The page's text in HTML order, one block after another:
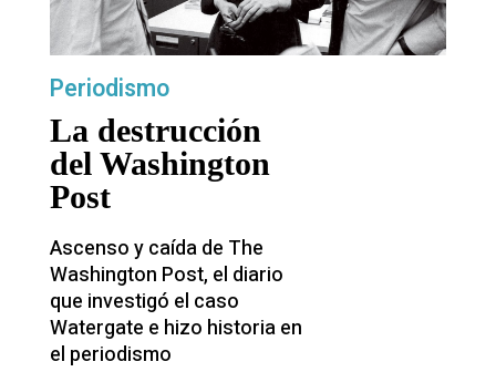
La destrucción
del Washington
Post
Periodismo
Ascenso y caída de The
Washington Post, el diario
que investigó el caso
Watergate e hizo historia en
el periodismo